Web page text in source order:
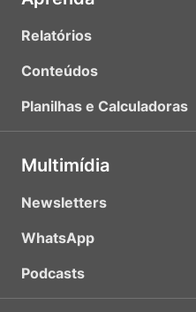
Relatórios
Conteúdos
Planilhas e Calculadoras
Multimídia
Newsletters
WhatsApp
Podcasts